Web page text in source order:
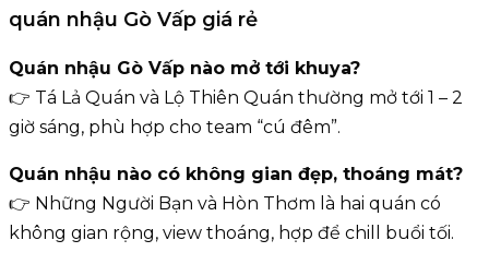
quán nhậu Gò Vấp giá rẻ
Quán nhậu Gò Vấp nào mở tới khuya?
👉 Tá Lả Quán và Lộ Thiên Quán thường mở tới 1 – 2
giờ sáng, phù hợp cho team “cú đêm”.
Quán nhậu nào có không gian đẹp, thoáng mát?
👉 Những Người Bạn và Hòn Thơm là hai quán có
không gian rộng, view thoáng, hợp để chill buổi tối.